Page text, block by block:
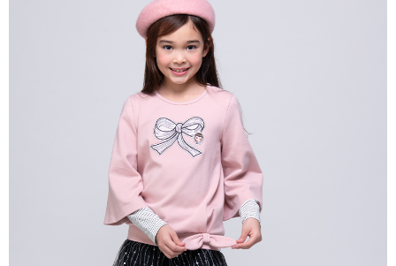
每筆NT$80，滿NT$2,000(含以上)免運費